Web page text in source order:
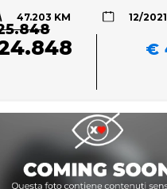
47.203 KM 12/2021
€